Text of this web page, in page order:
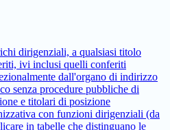
dirigenziali, a qualsiasi titolo
ivi inclusi quelli conferiti
dall'organo di indirizzo
senza procedure pubbliche di
e titolari di posizione
con funzioni dirigenziali (da
in tabelle che distinguano le